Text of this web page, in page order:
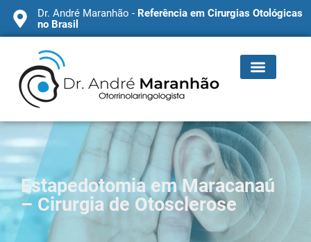
Dr. André Maranhão - Referência em Cirurgias Otológicas
no Brasil
Estapedotomia em Maracanaú
– Cirurgia de Otosclerose